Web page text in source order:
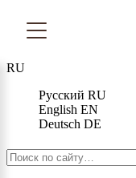
RU
Русский RU
English EN
Deutsch DE